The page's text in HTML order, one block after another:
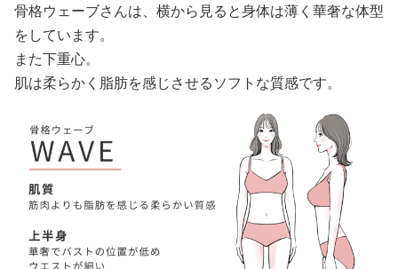
骨格ウェーブさんは、横から見ると身体は薄く華奢な体型
をしています。
また下重心。
肌は柔らかく脂肪を感じさせるソフトな質感です。